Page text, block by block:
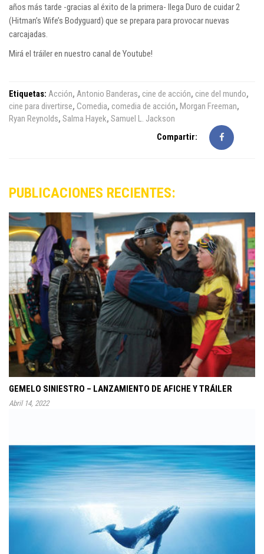
años más tarde -gracias al éxito de la primera- llega Duro de cuidar 2
(Hitman’s Wife’s Bodyguard) que se prepara para provocar nuevas
carcajadas.
Mirá el tráiler en nuestro canal de Youtube!
Etiquetas: Acción, Antonio Banderas, cine de acción, cine del mundo,
cine para divertirse, Comedia, comedia de acción, Morgan Freeman,
Ryan Reynolds, Salma Hayek, Samuel L. Jackson
Compartir:
PUBLICACIONES RECIENTES:
GEMELO SINIESTRO – LANZAMIENTO DE AFICHE Y TRÁILER
Abril 14, 2022